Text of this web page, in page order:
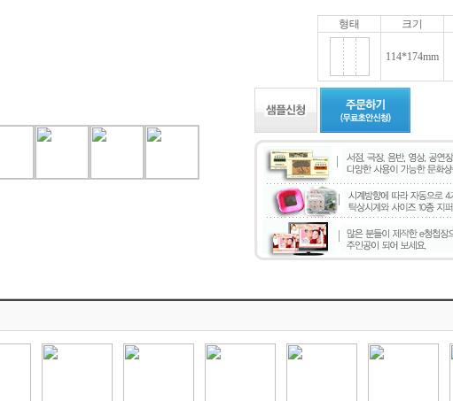
형태 크기
114*174mm